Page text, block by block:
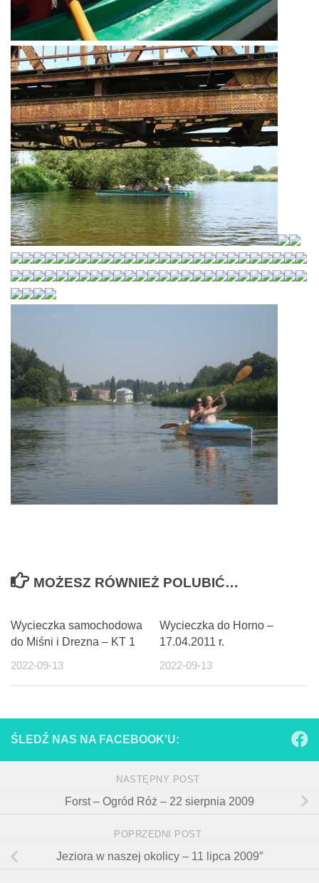
MOŻESZ RÓWNIEŻ POLUBIĆ…
Wycieczka samochodowa
do Miśni i Drezna – KT 1
2022-09-13
Wycieczka do Horno –
17.04.2011 r.
2022-09-13
ŚLEDŹ NAS NA FACEBOOK'U:
NASTĘPNY POST
Forst – Ogród Róż – 22 sierpnia 2009
POPRZEDNI POST
Jeziora w naszej okolicy – 11 lipca 2009″